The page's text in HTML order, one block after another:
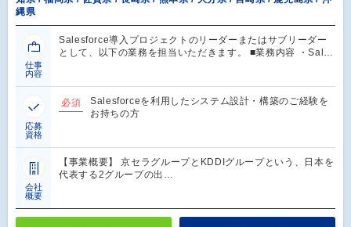
縄県
仕事
内容
Salesforce導入プロジェクトのリーダーまたはサブリーダー
として、以下の業務を担当いただきます。 ■業務内容 ・Sal…
応募
資格
必須
Salesforceを利用したシステム設計・構築のご経験を
お持ちの方
会社
概要
【事業概要】 京セラグループとKDDIグループという、日本を
代表する2グループの出…